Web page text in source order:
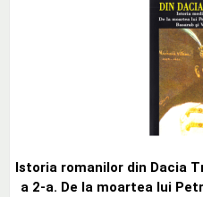
Istoria romanilor din Dacia
a 2-a. De la moartea lui